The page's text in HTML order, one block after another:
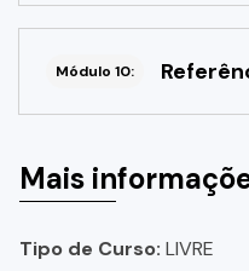
Módulo 10:
Mais
Tipo de Curso: LIVRE